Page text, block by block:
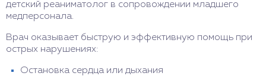
детский реаниматолог в сопровождении младшего
медперсонала.
Врач оказывает быструю и эффективную помощь при
острых нарушениях:
Остановка сердца или дыхания